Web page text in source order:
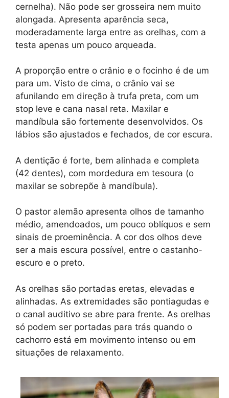
cernelha). Não pode ser grosseira nem muito
alongada. Apresenta aparência seca,
moderadamente larga entre as orelhas, com a
testa apenas um pouco arqueada.
A proporção entre o crânio e o focinho é de um
para um. Visto de cima, o crânio vai se
afunilando em direção à trufa preta, com um
stop leve e cana nasal reta. Maxilar e
mandíbula são fortemente desenvolvidos. Os
lábios são ajustados e fechados, de cor escura.
A dentição é forte, bem alinhada e completa
(42 dentes), com mordedura em tesoura (o
maxilar se sobrepõe à mandíbula).
O pastor alemão apresenta olhos de tamanho
médio, amendoados, um pouco oblíquos e sem
sinais de proeminência. A cor dos olhos deve
ser a mais escura possível, entre o castanho-
escuro e o preto.
As orelhas são portadas eretas, elevadas e
alinhadas. As extremidades são pontiagudas e
o canal auditivo se abre para frente. As orelhas
só podem ser portadas para trás quando o
cachorro está em movimento intenso ou em
situações de relaxamento.